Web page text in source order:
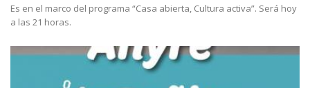
Es en el marco del programa “Casa abierta, Cultura activa”. Será hoy
a las 21 horas.